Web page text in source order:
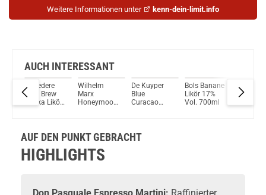
Weitere Informationen unter kenn-dein-limit.info
AUCH INTERESSANT
Belvedere
Dirty Brew
Vodka Likör
Wilhelm
Marx
Honeymoon
gereift 28%
De Kuyper
Blue
Curacao
Bols Banane
Likör 17%
Vol. 700ml
DICAPRI
AUF DEN PUNKT GEBRACHT
HIGHLIGHTS